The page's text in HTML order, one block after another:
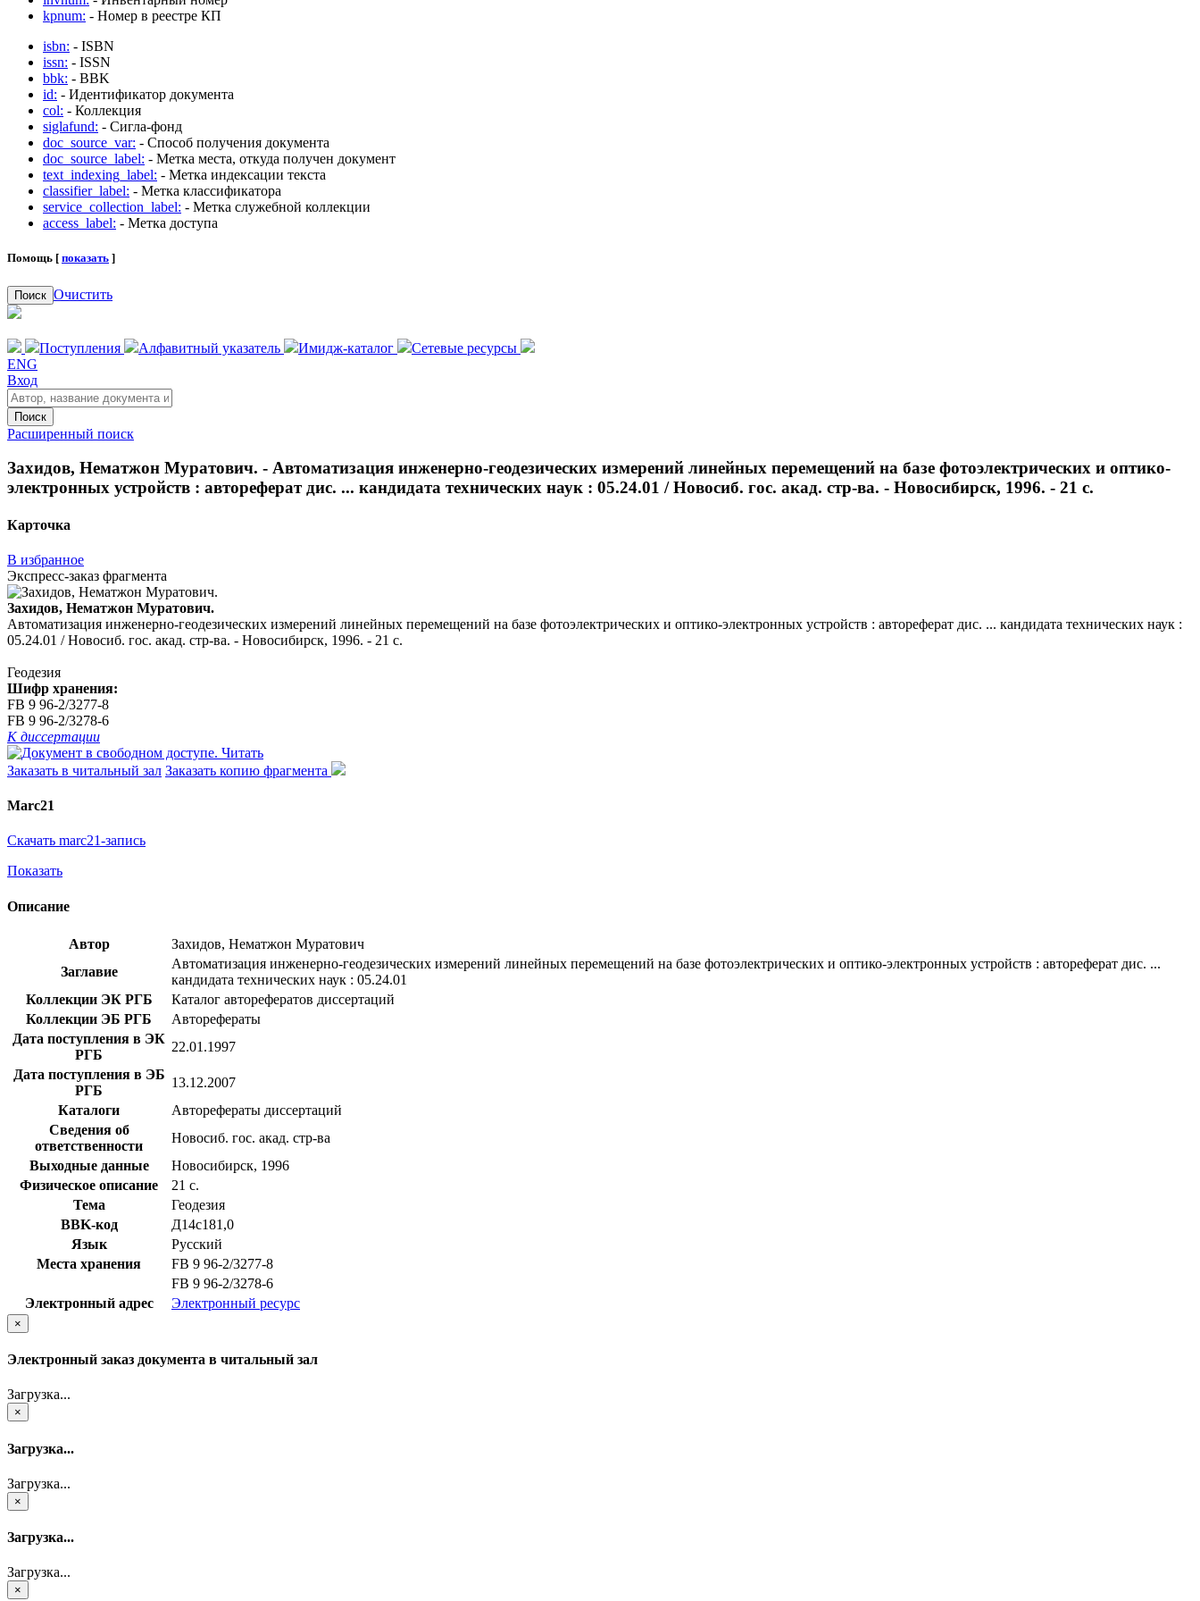
kpnum: - Номер в реестре КП
isbn: - ISBN
issn: - ISSN
bbk: - BBK
id: - Идентификатор документа
col: - Коллекция
siglafund: - Сигла-фонд
doc_source_var: - Способ получения документа
doc_source_label: - Метка места, откуда получен документ
text_indexing_label: - Метка индексации текста
classifier_label: - Метка классификатора
service_collection_label: - Метка служебной коллекции
access_label: - Метка доступа
Помощь [ показать ]
Поиск Очистить
Поступления Алфавитный указатель Имидж-каталог
Сетевые ресурсы
ENG
Вход
Поиск
Расширенный поиск
Захидов, Нематжон Муратович. - Автоматизация инженерно-геодезических измерений линейных перемещений на базе фотоэлектрических и оптико-
электронных устройств : автореферат дис. ... кандидата технических наук : 05.24.01 / Новосиб. гос. акад. стр-ва. - Новосибирск, 1996. - 21 с.
Карточка
В избранное
Экспресс-заказ фрагмента
Захидов, Нематжон Муратович.
Автоматизация инженерно-геодезических измерений линейных перемещений на базе фотоэлектрических и оптико-электронных устройств : автореферат дис. ... кандидата технических наук :
05.24.01 / Новосиб. гос. акад. стр-ва. - Новосибирск, 1996. - 21 с.
Геодезия
Шифр хранения:
FB 9 96-2/3277-8
FB 9 96-2/3278-6
К диссертации
Читать
Заказать в читальный зал Заказать копию фрагмента
Marc21
Скачать marc21-запись
Показать
Описание
Автор
Захидов, Нематжон Муратович
Заглавие
Автоматизация инженерно-геодезических измерений линейных перемещений на базе фотоэлектрических и оптико-электронных устройств : автореферат дис. ...
кандидата технических наук : 05.24.01
Коллекции ЭК РГБ
Каталог авторефератов диссертаций
Коллекции ЭБ РГБ
Авторефераты
Дата поступления в ЭК
РГБ
22.01.1997
Дата поступления в ЭБ
РГБ
13.12.2007
Каталоги
Авторефераты диссертаций
Сведения об
ответственности
Новосиб. гос. акад. стр-ва
Выходные данные
Новосибирск, 1996
Физическое описание
21 с.
Тема
Геодезия
BBK-код
Д14с181,0
Язык
Русский
Места хранения
FB 9 96-2/3277-8
FB 9 96-2/3278-6
Электронный адрес
Электронный ресурс
×
Электронный заказ документа в читальный зал
Загрузка...
×
Загрузка...
Загрузка...
×
Загрузка...
Загрузка...
×